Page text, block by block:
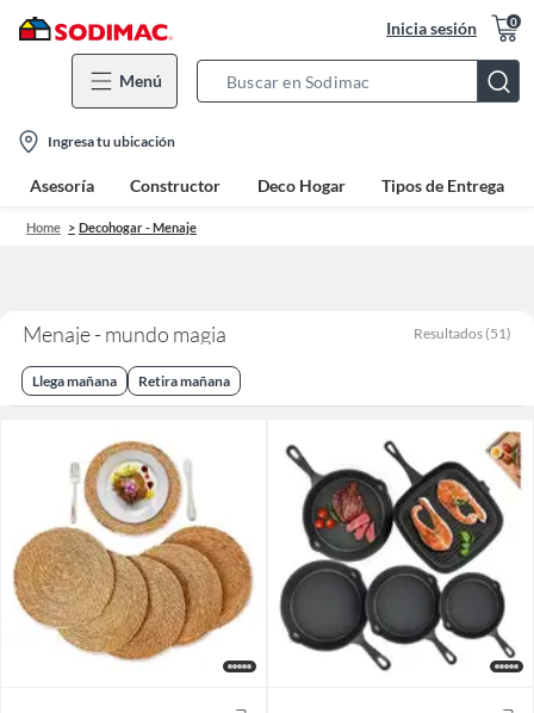
Inicia sesión 0
Menú
Bar
location-
icon
Ingresa tu ubicación
Asesoría Constructor Deco Hogar Tipos de Entrega
Home Decohogar - Menaje
Menaje - mundo magia Resultados (51)
Llega mañana Retira mañana